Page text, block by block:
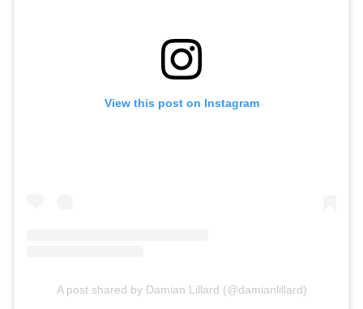
View this post on Instagram
A post shared by Damian Lillard (@damianlillard)